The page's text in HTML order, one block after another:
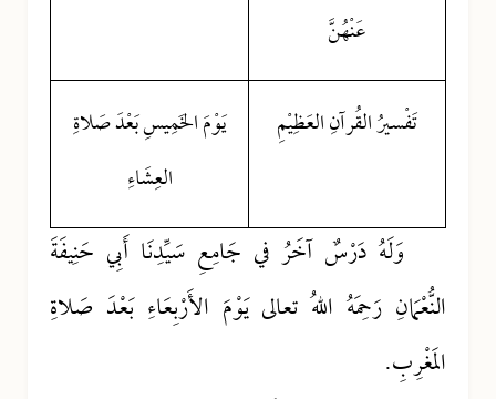
عَنْهُنَّ
تَفْسيرُ القُرآنِ العَظِيْمِ
يَوْمَ الخَمِيسِ بَعْدَ صَلاةِ
العِشَاءِ
وَلَهُ دَرْسٌ آخَرُ في جَامِعِ سَيِّدِنَا أَبِي حَنِيفَةَ
النُّعْمَانِ رَحِمَهُ اللهُ تعالى يَوْمَ الأَرْبِعَاءِ بَعْدَ صَلاةِ
المَغْرِبِ.